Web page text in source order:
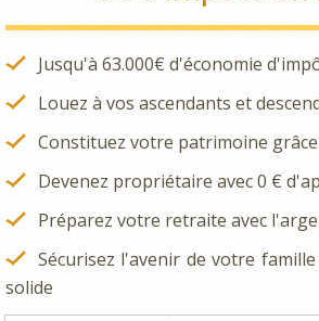
Jusqu'à 63.000€ d'économie
Louez à vos ascendants et
Constituez votre patrimoine
Devenez propriétaire avec 0 €
Préparez votre retraite avec
Sécurisez l'avenir de votre
solide